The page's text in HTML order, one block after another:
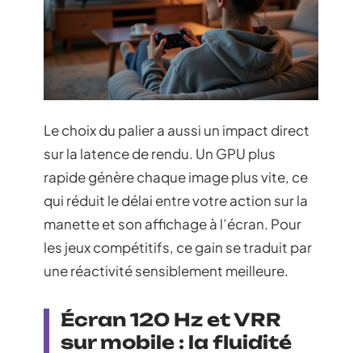
Le choix du palier a aussi un impact direct
sur la latence de rendu. Un GPU plus
rapide génère chaque image plus vite, ce
qui réduit le délai entre votre action sur la
manette et son affichage à l’écran. Pour
les jeux compétitifs, ce gain se traduit par
une réactivité sensiblement meilleure.
Écran 120 Hz et VRR
sur mobile : la fluidité